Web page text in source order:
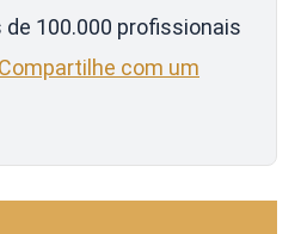
100.000 profissionais
Compartilhe com um